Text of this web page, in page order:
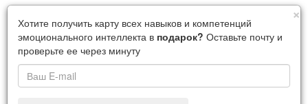
×
Хотите получить карту всех навыков и компетенций
эмоционального интеллекта в подарок? Оставьте почту и
проверьте ее через минуту